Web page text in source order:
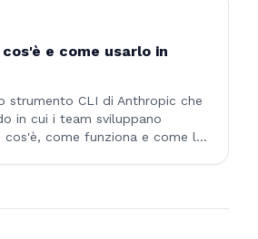
e come usarlo in
strumento CLI di Anthropic che
in cui i team sviluppano
cos'è, come funziona e come le